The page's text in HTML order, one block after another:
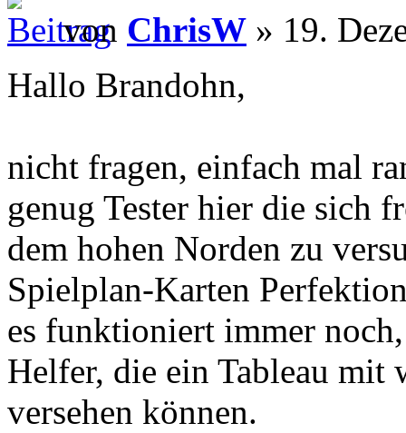
von ChrisW » 19.
Hallo Brandohn,
nicht fragen, einfach mal
genug Tester hier die sich
dem hohen Norden zu
Spielplan-Karten
es funktioniert immer
Helfer, die ein Tableau mit
versehen können.